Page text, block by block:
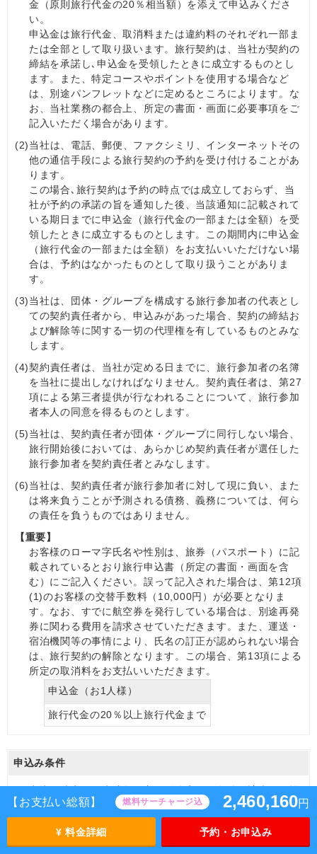
【お支払い総額】 燃料サーチャージ込 2,460,160円
¥ 料金詳細 予約・お申込み
金（原則旅行代金の20％相当額）を添えて申込みくださ
い。
申込金は旅行代金、取消料または違約料のそれぞれ一部ま
たは全部として取り扱います。旅行契約は、当社が契約の
締結を承諾し､申込金を受領したときに成立するものとし
ます。また、特定コースやポイントを使用する場合など
は、別途パンフレットなどに定めるところによります。な
お、当社業務の都合上、所定の書面・画面に必要事項をご
記入いただく場合があります。
(2)当社は、電話、郵便、ファクシミリ、インターネットその
他の通信手段による旅行契約の予約を受け付けることがあ
ります。
この場合､旅行契約は予約の時点では成立しておらず、当
社が予約の承諾の旨を通知した後、当該通知に記載されて
いる期日までに申込金（旅行代金の一部または全額）を受
領したときに成立するものとします。この期間内に申込金
（旅行代金の一部または全額）をお支払いいただけない場
合は、予約はなかったものとして取り扱うことがありま
す。
(3)当社は、団体・グループを構成する旅行参加者の代表とし
ての契約責任者から、申込みがあった場合、契約の締結お
よび解除等に関する一切の代理権を有しているものとみな
します。
(4)契約責任者は、当社が定める日までに、旅行参加者の名簿
を当社に提出しなければなりません。契約責任者は、第27
項による第三者提供が行なわれることについて、旅行参加
者本人の同意を得るものとします。
(5)当社は、契約責任者が団体・グループに同行しない場合、
旅行開始後においては、あらかじめ契約責任者が選任した
旅行参加者を契約責任者とみなします。
(6)当社は、契約責任者が旅行参加者に対して現に負い、また
は将来負うことが予測される債務、義務については、何ら
の責任を負うものではありません。
【重要】
お客様のローマ字氏名や性別は、旅券（パスポート）に記
載されているとおり旅行申込書（所定の書面・画面を含
む）にご記入ください。誤って記入された場合は、第12項
(1)のお客様の交替手数料（10,000円）が必要となりま
す。なお、すでに航空券を発行している場合は、別途再発
券に関わる費用を請求させていただきます。また、運送・
宿泊機関等の事情により、氏名の訂正が認められない場合
は、旅行契約の解除となります。この場合、第13項による
所定の取消料をお支払いいただきます。
申込金（お1人様）
旅行代金の20％以上旅行代金まで
申込み条件
(1)申込み時点で、未成年の方は別途定めた条件に該当する場
合を除き親権者の同意書の提出が必要です。
旅行開始時点で、15歳未満の方は特定コース（語学研修ツ